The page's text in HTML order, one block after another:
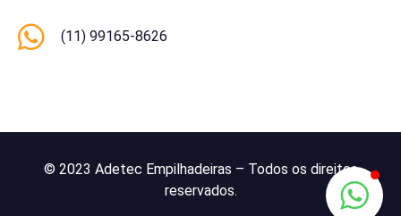
(11) 99165-8626
© 2023 Adetec Empilhadeiras – Todos os direitos
reservados.